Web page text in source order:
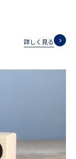
詳しく見る